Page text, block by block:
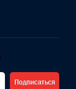
Подписаться